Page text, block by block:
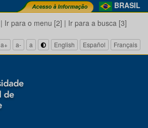
BRASIL
| Ir para o menu [2] | Ir para a busca [3]
a+ a- a English Español Français